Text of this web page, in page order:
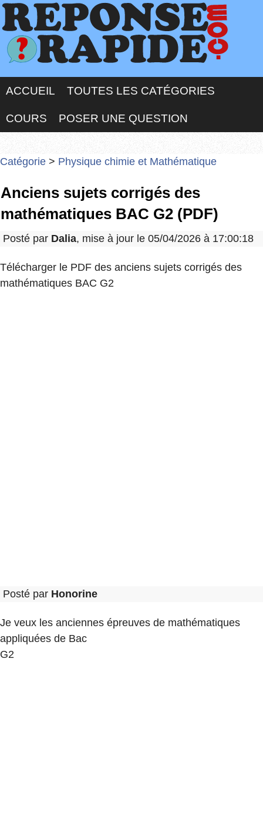
ACCUEIL TOUTES LES CATÉGORIES
COURS POSER UNE QUESTION
Catégorie > Physique chimie et Mathématique
Anciens sujets corrigés des
mathématiques BAC G2 (PDF)
Posté par Dalia, mise à jour le 05/04/2026 à 17:00:18
Télécharger le PDF des anciens sujets corrigés des
mathématiques BAC G2
Posté par Honorine
Je veux les anciennes épreuves de mathématiques
appliquées de Bac
G2